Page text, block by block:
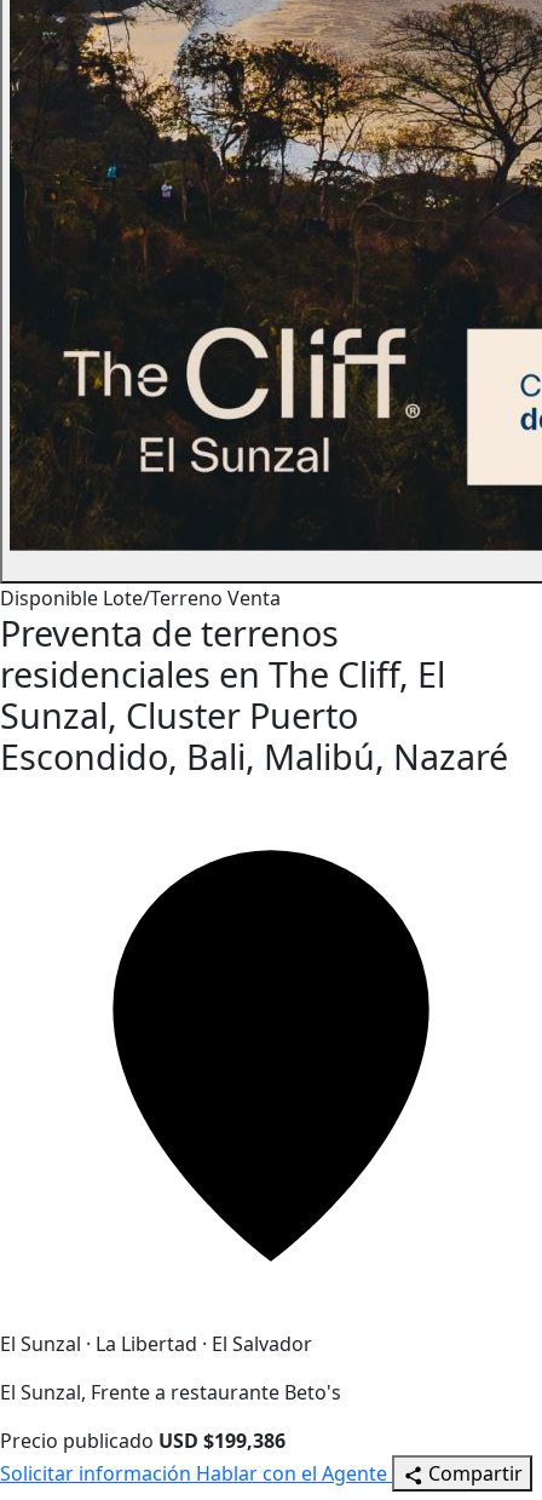
Disponible Lote/Terreno Venta
Preventa de terrenos
residenciales en The Cliff, El
Sunzal, Cluster Puerto
Escondido, Bali, Malibú, Nazaré
El Sunzal · La Libertad · El Salvador
El Sunzal, Frente a restaurante Beto's
Precio publicado USD $199,386
Solicitar información Hablar con el Agente Compartir